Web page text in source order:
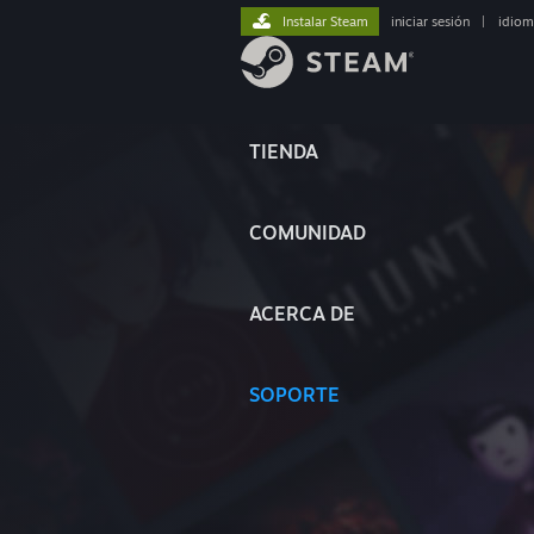
TIENDA
COMUNIDAD
ACERCA DE
SOPORTE
Instalar Steam iniciar sesión